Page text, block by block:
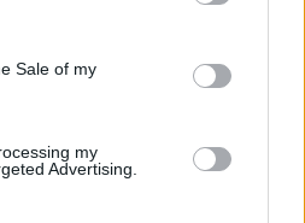
and its third-party tags to
purposes in below Google
Sale of my
my
Advertising.